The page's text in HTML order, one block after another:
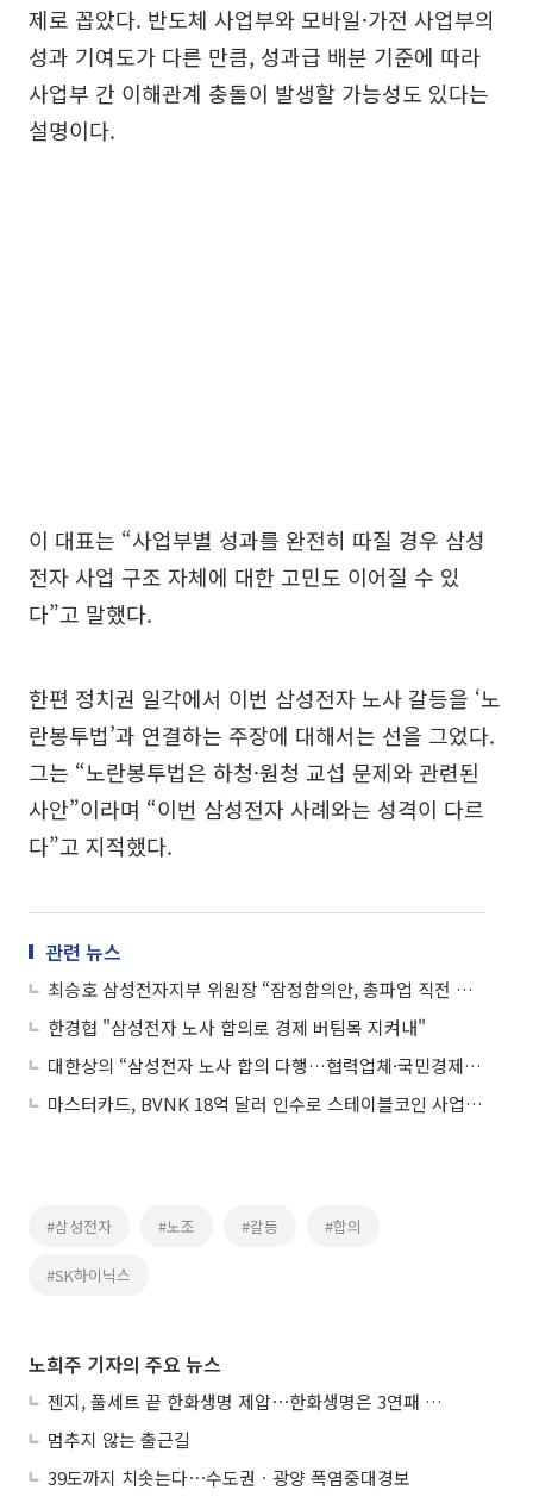
제로 꼽았다. 반도체 사업부와 모바일·가전 사업부의
성과 기여도가 다른 만큼, 성과급 배분 기준에 따라
사업부 간 이해관계 충돌이 발생할 가능성도 있다는
설명이다.
이 대표는 “사업부별 성과를 완전히 따질 경우 삼성
전자 사업 구조 자체에 대한 고민도 이어질 수 있
다”고 말했다.
한편 정치권 일각에서 이번 삼성전자 노사 갈등을 ‘노
란봉투법’과 연결하는 주장에 대해서는 선을 그었다.
그는 “노란봉투법은 하청·원청 교섭 문제와 관련된
사안”이라며 “이번 삼성전자 사례와는 성격이 다르
다”고 지적했다.
관련 뉴스
최승호 삼성전자지부 위원장 “잠정합의안, 총파업 직전 마지막 선택…조합원 평가 받겠다”
한경협 "삼성전자 노사 합의로 경제 버팀목 지켜내"
대한상의 “삼성전자 노사 합의 다행…협력업체·국민경제에 큰 의미”
마스터카드, BVNK 18억 달러 인수로 스테이블코인 사업 본격 확장
#삼성전자 #노조 #갈등 #합의
#SK하이닉스
노희주 기자의 주요 뉴스
젠지, 풀세트 끝 한화생명 제압⋯한화생명은 3연패 수렁
멈추지 않는 출근길
39도까지 치솟는다⋯수도권ㆍ광양 폭염중대경보